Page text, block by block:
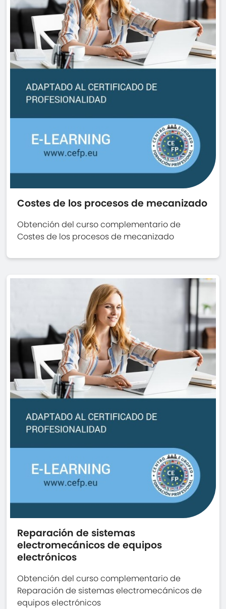
Costes de los procesos de mecanizado
Obtención del curso complementario de
Costes de los procesos de mecanizado
Reparación de sistemas
electromecánicos de equipos
electrónicos
Obtención del curso complementario de
Reparación de sistemas electromecánicos de
equipos electrónicos